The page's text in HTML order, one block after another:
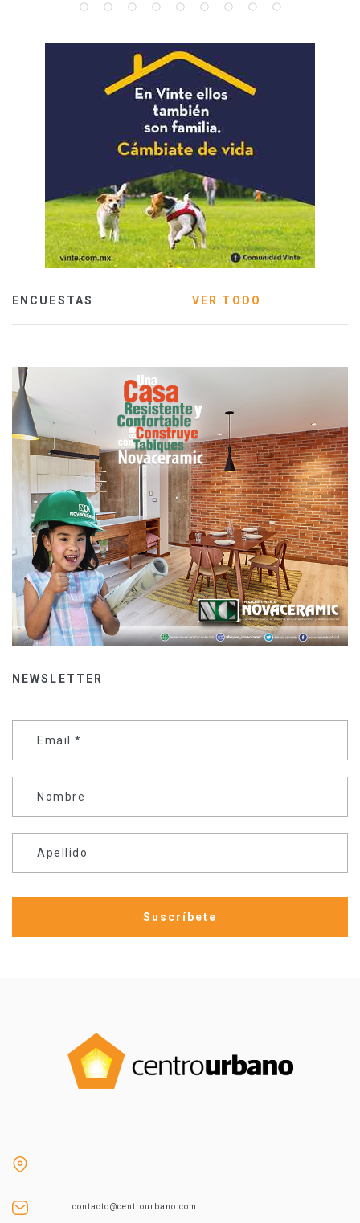
ENCUESTAS VER TODO
NEWSLETTER
Email *
Nombre
Apellido
contacto@centrourbano.com